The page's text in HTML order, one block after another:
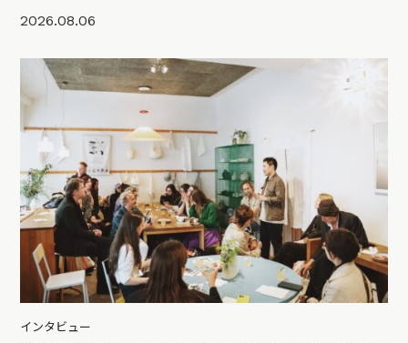
2026.08.06
インタビュー